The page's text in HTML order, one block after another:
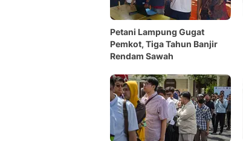
Petani Lampung Gugat
Pemkot, Tiga Tahun Banjir
Rendam Sawah